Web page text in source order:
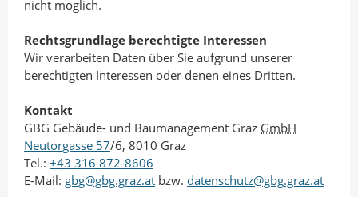
nicht möglich.
Rechtsgrundlage berechtigte Interessen
Wir verarbeiten Daten über Sie aufgrund unserer
berechtigten Interessen oder denen eines Dritten.
Kontakt
GBG Gebäude- und Baumanagement Graz GmbH
Neutorgasse 57/6, 8010 Graz
Tel.: +43 316 872-8606
E-Mail: gbg@gbg.graz.at bzw. datenschutz@gbg.graz.at